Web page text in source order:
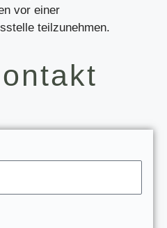
vor einer
teilzunehmen.
ontakt